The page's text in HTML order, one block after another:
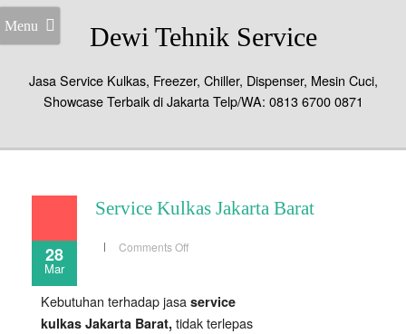
Menu Dewi Tehnik Service
Jasa Service Kulkas, Freezer, Chiller, Dispenser, Mesin Cuci,
Showcase Terbaik di Jakarta Telp/WA: 0813 6700 0871
28
Mar
Service Kulkas Jakarta Barat
Comments Offon
Kebutuhan terhadap jasa service
kulkas Jakarta Barat, tidak terlepas